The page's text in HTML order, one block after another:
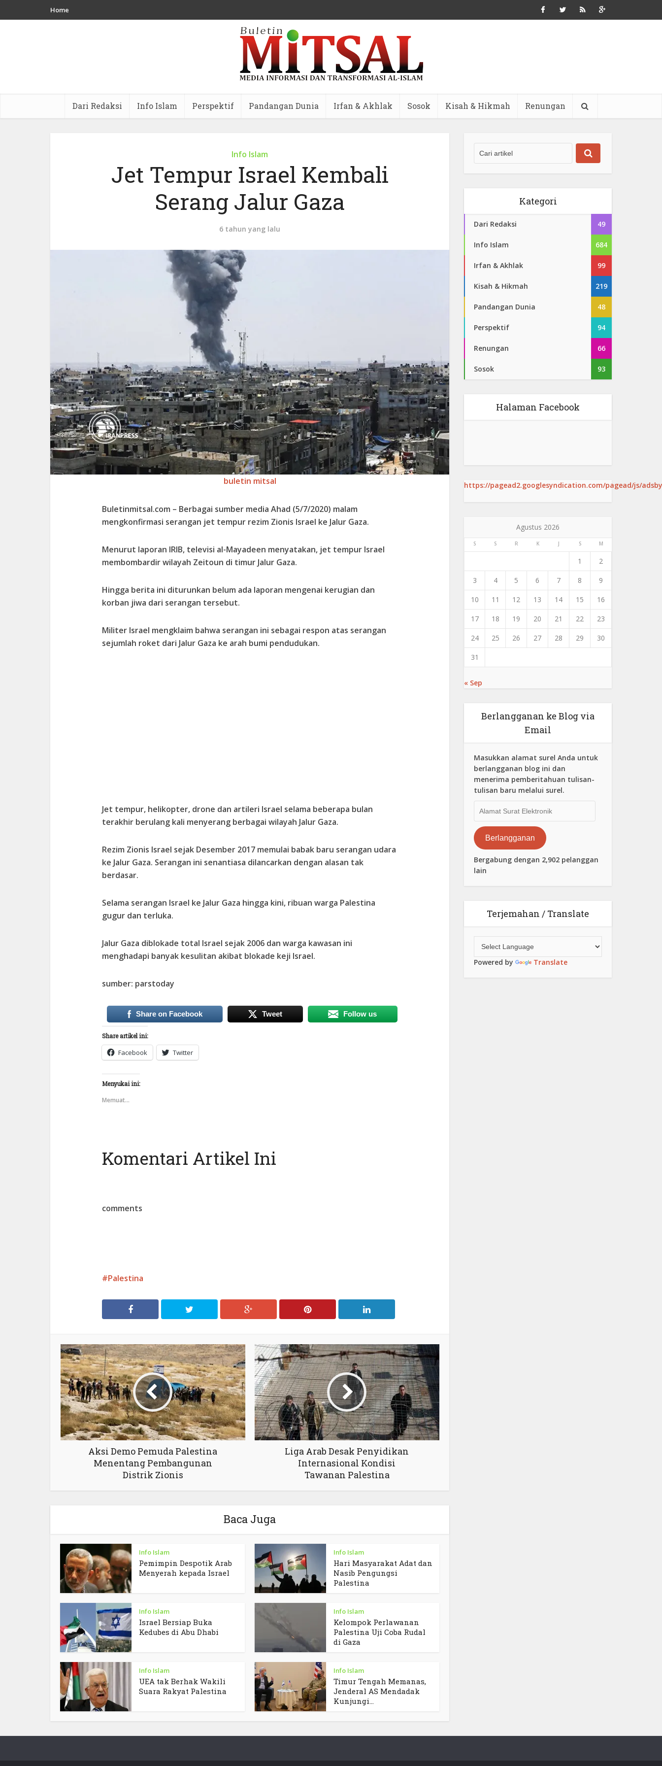
Home
Dari Redaksi Info Islam Perspektif Pandangan Dunia Irfan & Akhlak Sosok Kisah & Hikmah Renungan
Info Islam
Jet Tempur Israel Kembali
Serang Jalur Gaza
6 tahun yang lalu
buletin mitsal
Buletinmitsal.com – Berbagai sumber media Ahad (5/7/2020) malam
mengkonfirmasi serangan jet tempur rezim Zionis Israel ke Jalur Gaza.
Menurut laporan IRIB, televisi al-Mayadeen menyatakan, jet tempur Israel
membombardir wilayah Zeitoun di timur Jalur Gaza.
Hingga berita ini diturunkan belum ada laporan mengenai kerugian dan
korban jiwa dari serangan tersebut.
Militer Israel mengklaim bahwa serangan ini sebagai respon atas serangan
sejumlah roket dari Jalur Gaza ke arah bumi pendudukan.
Jet tempur, helikopter, drone dan artileri Israel selama beberapa bulan
terakhir berulang kali menyerang berbagai wilayah Jalur Gaza.
Rezim Zionis Israel sejak Desember 2017 memulai babak baru serangan udara
ke Jalur Gaza. Serangan ini senantiasa dilancarkan dengan alasan tak
berdasar.
Selama serangan Israel ke Jalur Gaza hingga kini, ribuan warga Palestina
gugur dan terluka.
Jalur Gaza diblokade total Israel sejak 2006 dan warga kawasan ini
menghadapi banyak kesulitan akibat blokade keji Israel.
sumber: parstoday
Share on Facebook Tweet Follow us
Share artikel ini:
Facebook Twitter
Menyukai ini:
Memuat...
Komentari Artikel Ini
comments
Palestina
Aksi Demo Pemuda Palestina
Menentang Pembangunan
Distrik Zionis
Liga Arab Desak Penyidikan
Internasional Kondisi
Tawanan Palestina
Baca Juga
Info Islam
Pemimpin Despotik Arab
Menyerah kepada Israel
Info Islam
Hari Masyarakat Adat dan
Nasib Pengungsi
Palestina
Info Islam
Israel Bersiap Buka
Kedubes di Abu Dhabi
Info Islam
Kelompok Perlawanan
Palestina Uji Coba Rudal
di Gaza
Info Islam
UEA tak Berhak Wakili
Suara Rakyat Palestina
Info Islam
Timur Tengah Memanas,
Jenderal AS Mendadak
Kunjungi...
Kategori
Dari Redaksi 49
Info Islam 684
Irfan & Akhlak 99
Kisah & Hikmah 219
Pandangan Dunia 48
Perspektif 94
Renungan 66
Sosok 93
Halaman Facebook
https://pagead2.googlesyndication.com/pagead/js/
Agustus 2026
S S R K J S M
1 2
3 4 5 6 7 8 9
10 11 12 13 14 15 16
17 18 19 20 21 22 23
24 25 26 27 28 29 30
31
« Sep
Berlangganan ke Blog via
Email
Masukkan alamat surel Anda untuk
berlangganan blog ini dan
menerima pemberitahuan tulisan-
tulisan baru melalui surel.
Surat
Elektronik
Berlangganan
Bergabung dengan 2,902 pelanggan
lain
Terjemahan / Translate
Powered by Translate